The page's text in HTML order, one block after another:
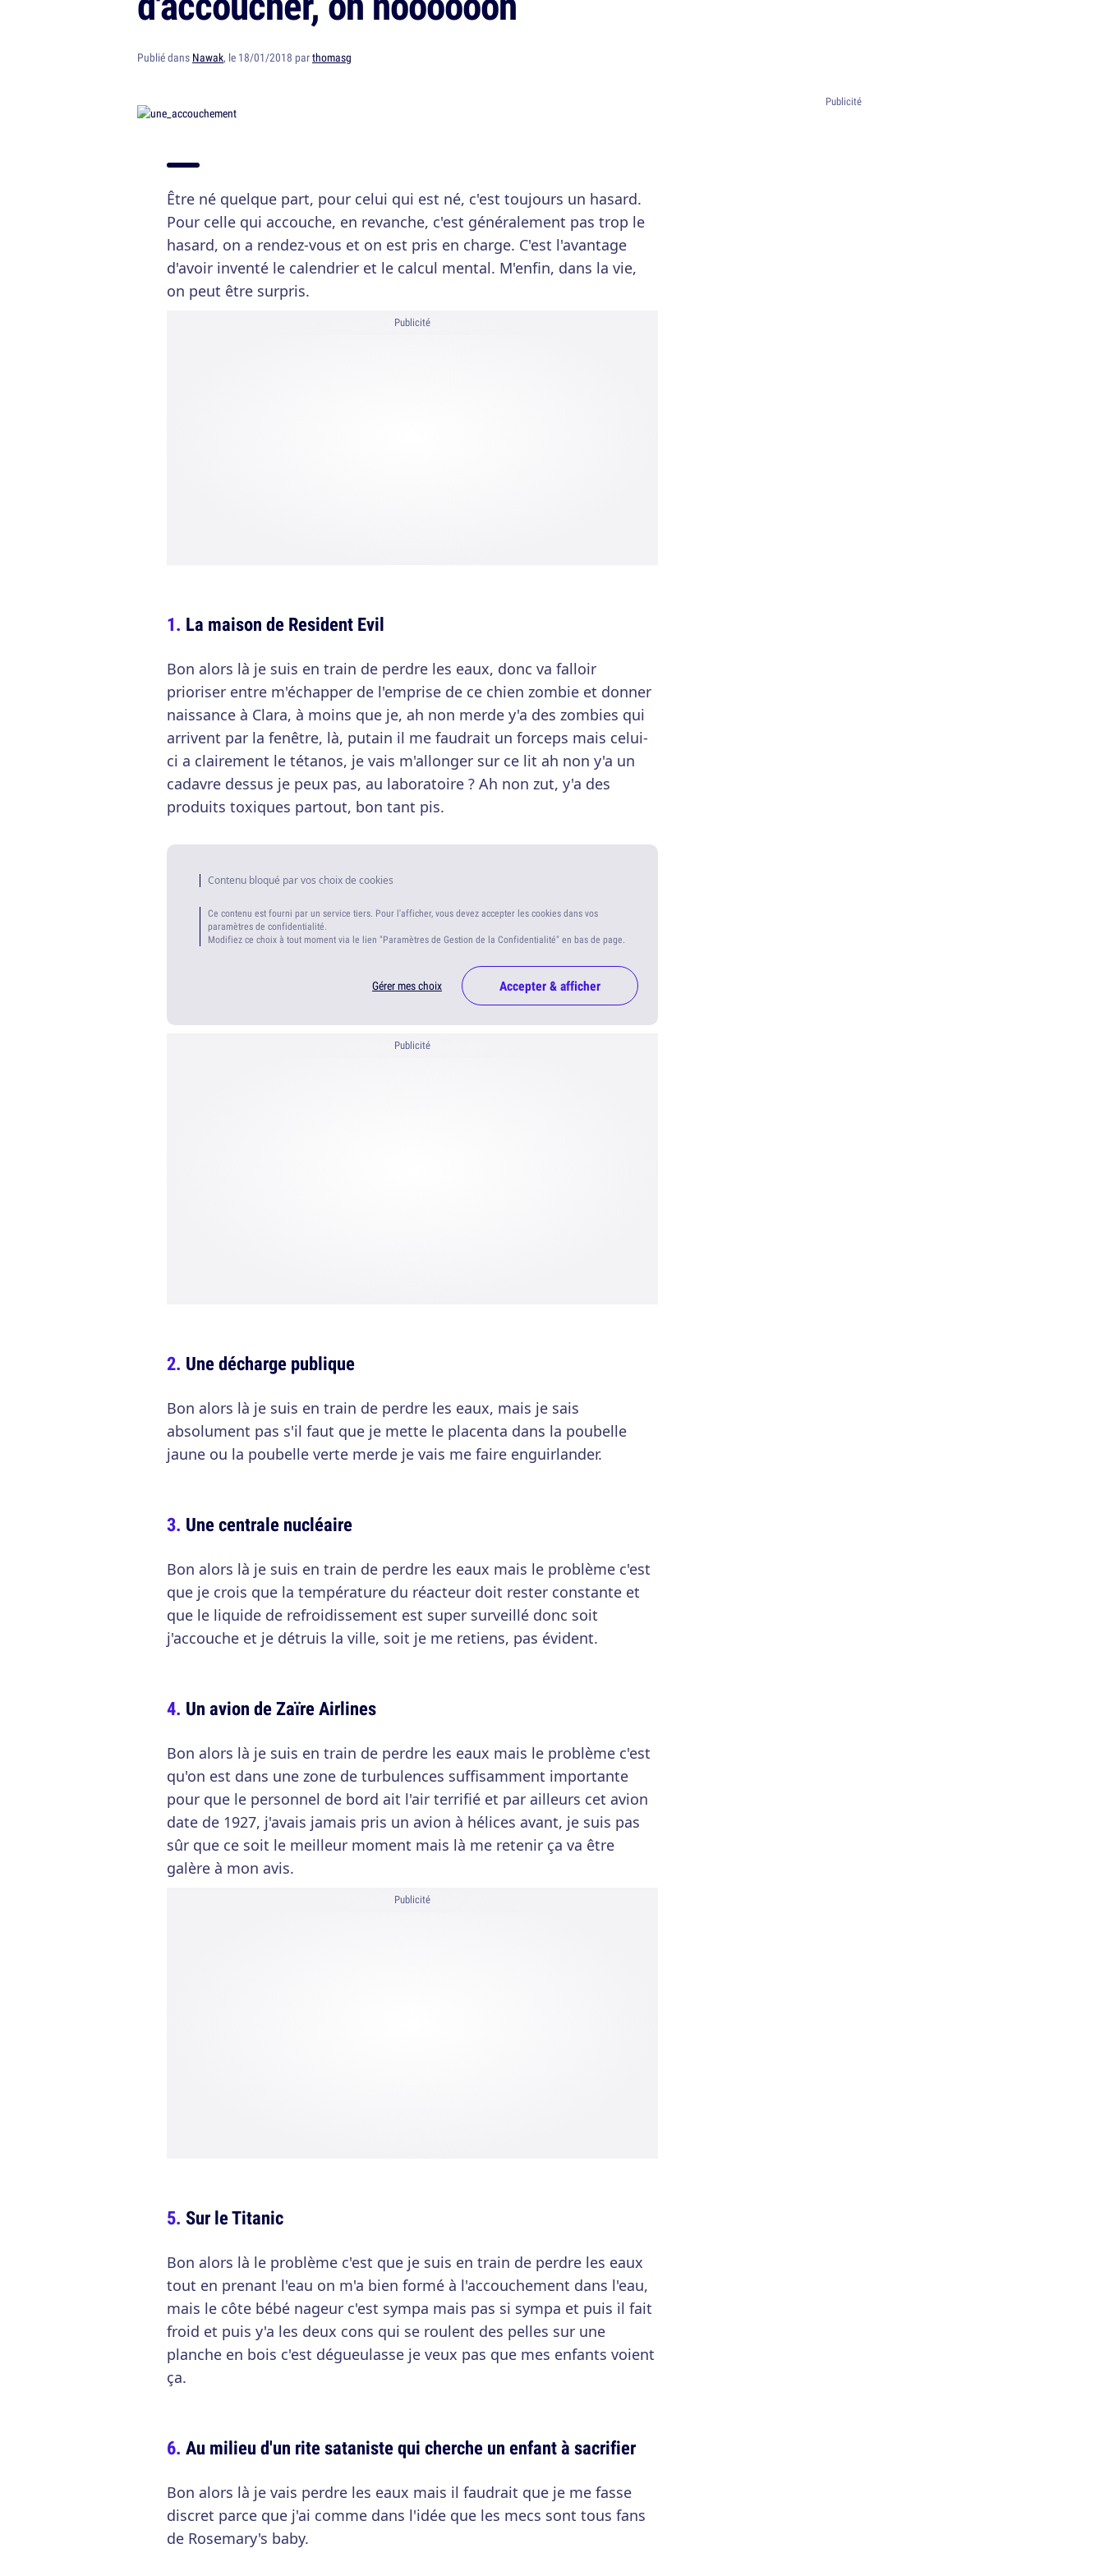
Publié dans Nawak, le 18/01/2018 parthomasg
Être né quelque part, pour celui qui est né, c'est toujours un hasard.
Pour celle qui accouche, en revanche, c'est généralement pas trop le
hasard, on a rendez-vous et on est pris en charge. C'est l'avantage
d'avoir inventé le calendrier et le calcul mental. M'enfin, dans la vie,
on peut être surpris.
Publicité
La maison de Resident Evil
Bon alors là je suis en train de perdre les eaux, donc va falloir
prioriser entre m'échapper de l'emprise de ce chien zombie et donner
naissance à Clara, à moins que je, ah non merde y'a des zombies qui
arrivent par la fenêtre, là, putain il me faudrait un forceps mais celui-
ci a clairement le tétanos, je vais m'allonger sur ce lit ah non y'a un
cadavre dessus je peux pas, au laboratoire ? Ah non zut, y'a des
produits toxiques partout, bon tant pis.
Contenu bloqué par vos choix de cookies
Ce contenu est fourni par un service tiers. Pour l'afficher, vous devez accepter les cookies dans vos
paramètres de confidentialité.
Modifiez ce choix à tout moment via le lien "Paramètres de Gestion de la Confidentialité" en bas de page.
Gérer mes choix Accepter & afficher
Publicité
Une décharge publique
Bon alors là je suis en train de perdre les eaux, mais je sais
absolument pas s'il faut que je mette le placenta dans la poubelle
jaune ou la poubelle verte merde je vais me faire enguirlander.
Une centrale nucléaire
Bon alors là je suis en train de perdre les eaux mais le problème c'est
que je crois que la température du réacteur doit rester constante et
que le liquide de refroidissement est super surveillé donc soit
j'accouche et je détruis la ville, soit je me retiens, pas évident.
Un avion de Zaïre Airlines
Bon alors là je suis en train de perdre les eaux mais le problème c'est
qu'on est dans une zone de turbulences suffisamment importante
pour que le personnel de bord ait l'air terrifié et par ailleurs cet avion
date de 1927, j'avais jamais pris un avion à hélices avant, je suis pas
sûr que ce soit le meilleur moment mais là me retenir ça va être
galère à mon avis.
Publicité
Sur le Titanic
Bon alors là le problème c'est que je suis en train de perdre les eaux
tout en prenant l'eau on m'a bien formé à l'accouchement dans l'eau,
mais le côte bébé nageur c'est sympa mais pas si sympa et puis il fait
froid et puis y'a les deux cons qui se roulent des pelles sur une
planche en bois c'est dégueulasse je veux pas que mes enfants voient
ça.
Au milieu d'un rite sataniste qui cherche un enfant à sacrifier
Bon alors là je vais perdre les eaux mais il faudrait que je me fasse
discret parce que j'ai comme dans l'idée que les mecs sont tous fans
de Rosemary's baby.